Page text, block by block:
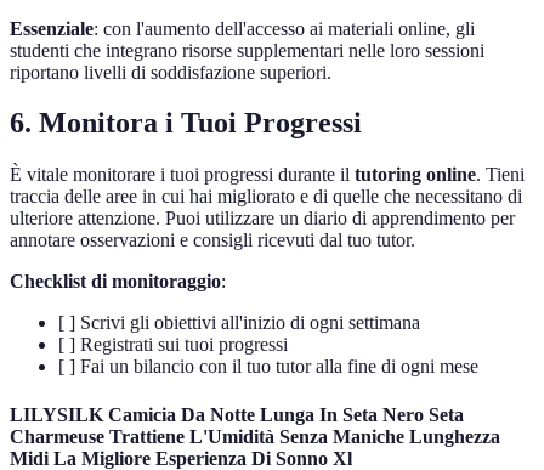
Essenziale: con l'aumento dell'accesso ai materiali online, gli
studenti che integrano risorse supplementari nelle loro sessioni
riportano livelli di soddisfazione superiori.
6. Monitora i Tuoi Progressi
È vitale monitorare i tuoi progressi durante il tutoring online. Tieni
traccia delle aree in cui hai migliorato e di quelle che necessitano di
ulteriore attenzione. Puoi utilizzare un diario di apprendimento per
annotare osservazioni e consigli ricevuti dal tuo tutor.
Checklist di monitoraggio:
[ ] Scrivi gli obiettivi all'inizio di ogni settimana
[ ] Registrati sui tuoi progressi
[ ] Fai un bilancio con il tuo tutor alla fine di ogni mese
LILYSILK Camicia Da Notte Lunga In Seta Nero Seta
Charmeuse Trattiene L'Umidità Senza Maniche Lunghezza
Midi La Migliore Esperienza Di Sonno Xl